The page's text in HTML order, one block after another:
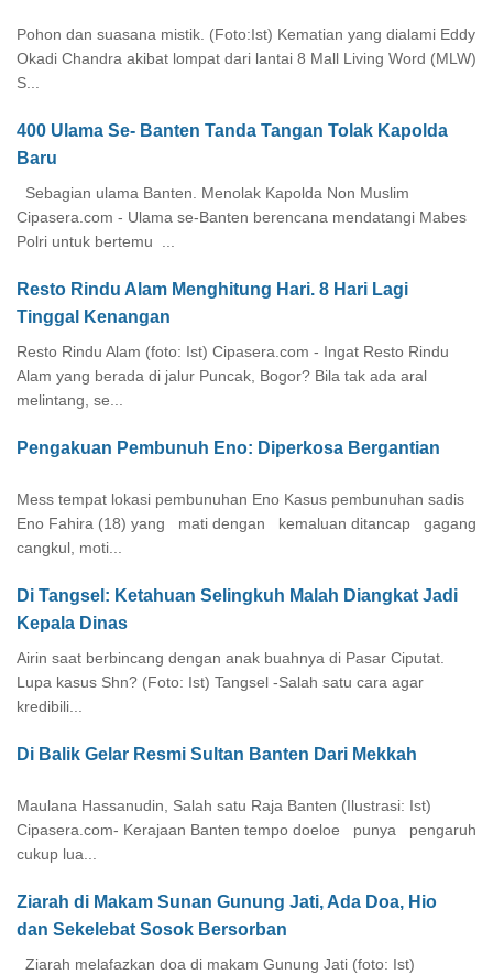
Pohon dan suasana mistik. (Foto:Ist) Kematian yang dialami Eddy
Okadi Chandra akibat lompat dari lantai 8 Mall Living Word (MLW)
S...
400 Ulama Se- Banten Tanda Tangan Tolak Kapolda
Baru
Sebagian ulama Banten. Menolak Kapolda Non Muslim
Cipasera.com - Ulama se-Banten berencana mendatangi Mabes
Polri untuk bertemu ...
Resto Rindu Alam Menghitung Hari. 8 Hari Lagi
Tinggal Kenangan
Resto Rindu Alam (foto: Ist) Cipasera.com - Ingat Resto Rindu
Alam yang berada di jalur Puncak, Bogor? Bila tak ada aral
melintang, se...
Pengakuan Pembunuh Eno: Diperkosa Bergantian
Mess tempat lokasi pembunuhan Eno Kasus pembunuhan sadis
Eno Fahira (18) yang mati dengan kemaluan ditancap gagang
cangkul, moti...
Di Tangsel: Ketahuan Selingkuh Malah Diangkat Jadi
Kepala Dinas
Airin saat berbincang dengan anak buahnya di Pasar Ciputat.
Lupa kasus Shn? (Foto: Ist) Tangsel -Salah satu cara agar
kredibili...
Di Balik Gelar Resmi Sultan Banten Dari Mekkah
Maulana Hassanudin, Salah satu Raja Banten (Ilustrasi: Ist)
Cipasera.com- Kerajaan Banten tempo doeloe punya pengaruh
cukup lua...
Ziarah di Makam Sunan Gunung Jati, Ada Doa, Hio
dan Sekelebat Sosok Bersorban
Ziarah melafazkan doa di makam Gunung Jati (foto: Ist)